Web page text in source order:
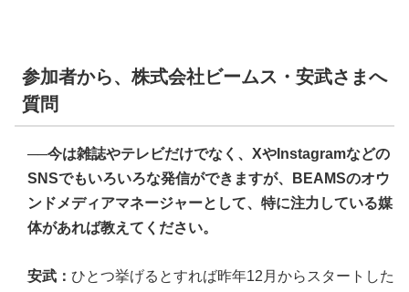
参加者から、株式会社ビームス・安武さまへ
質問
──今は雑誌やテレビだけでなく、XやInstagramなどの
SNSでもいろいろな発信ができますが、BEAMSのオウ
ンドメディアマネージャーとして、特に注力している媒
体があれば教えてください。
安武： ひとつ挙げるとすれば昨年12月からスタートした